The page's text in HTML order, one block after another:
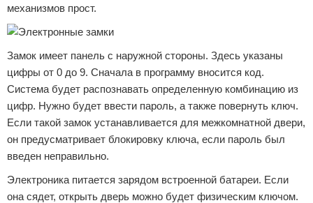
механизмов прост.
Замок имеет панель с наружной стороны. Здесь указаны
цифры от 0 до 9. Сначала в программу вносится код.
Система будет распознавать определенную комбинацию из
цифр. Нужно будет ввести пароль, а также повернуть ключ.
Если такой замок устанавливается для межкомнатной двери,
он предусматривает блокировку ключа, если пароль был
введен неправильно.
Электроника питается зарядом встроенной батареи. Если
она сядет, открыть дверь можно будет физическим ключом.